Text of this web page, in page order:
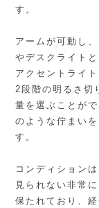
す。
アームが可動し
やデスクライト
アクセントライ
2段階の明るさ切
量を選ぶことが
のような佇まい
す。
コンディション
見られない非常
保たれており、